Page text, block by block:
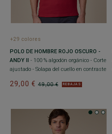
+29 colores
POLO DE HOMBRE ROJO OSCURO -
ANDY II
- 100 % algodón orgánico - Corte
ajustado - Solapa del cuello en contraste
49,00 €
29,00 € REBAJAS